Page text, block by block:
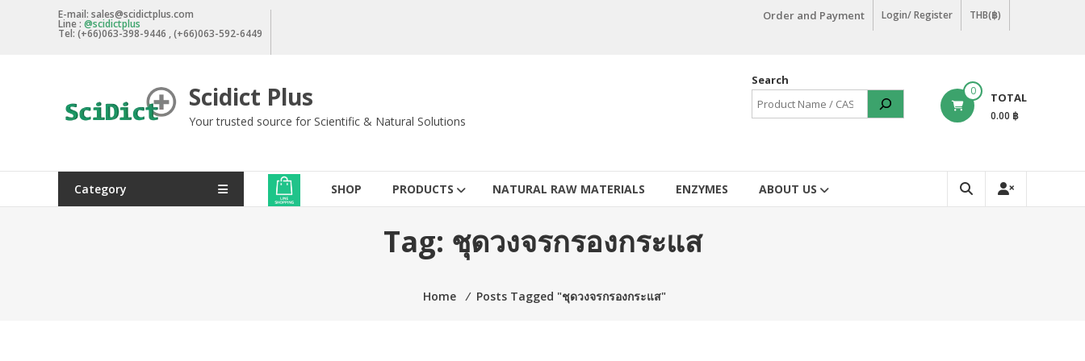
E-mail: sales@scidictplus.com
Line : @scidictplus
Tel: (+66)063-398-9446 , (+66)063-592-6449
Order and Payment Login/ Register THB(฿)
Scidict Plus
Your trusted source for Scientific & Natural Solutions
0 TOTAL
0.00 ฿
Search
Category SHOP PRODUCTS NATURAL RAW MATERIALS ENZYMES ABOUT US
Tag: ชุดวงจรกรองกระแส
Home ⁄ Posts Tagged "ชุดวงจรกรองกระแส"